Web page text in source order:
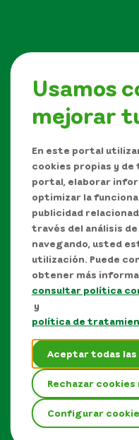
Usamos
mejorar
En este portal
cookies propias y
portal, elaborar
optimizar la
publicidad
través del análisis
navegando, usted
utilización. Puede
obtener más
consultar política
y
política de
Aceptar todas las
Rechazar
Configurar
Síguenos en
Manual de Derechos
uso sobre los
Política de
Términos y
Mapa del sitio
EPM © Todos los